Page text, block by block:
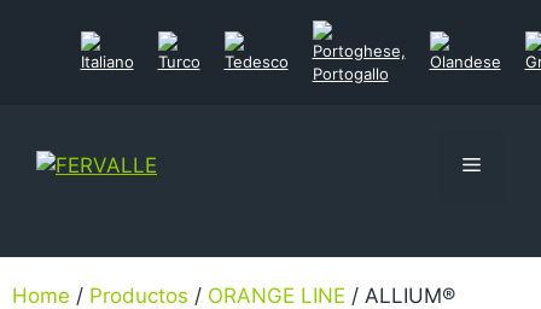
Home / Productos / ORANGE LINE / ALLIUM®